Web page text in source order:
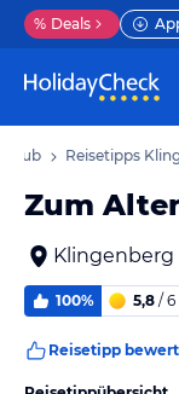
% Deals
Reisetipps
Zum
Klingenberg
100% 5,8 / 6
Reisetipp